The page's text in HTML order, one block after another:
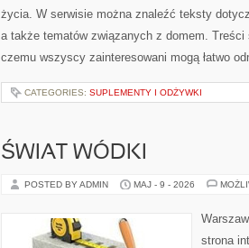
życia. W serwisie można znaleźć teksty
a także tematów związanych z domem.
czemu wszyscy zainteresowani mogą łatwo
CATEGORIES: SUPLEMENTY I ODŻYWKI
ŚWIAT WÓDKI
POSTED BY ADMIN MAJ - 9 - 2026
strona